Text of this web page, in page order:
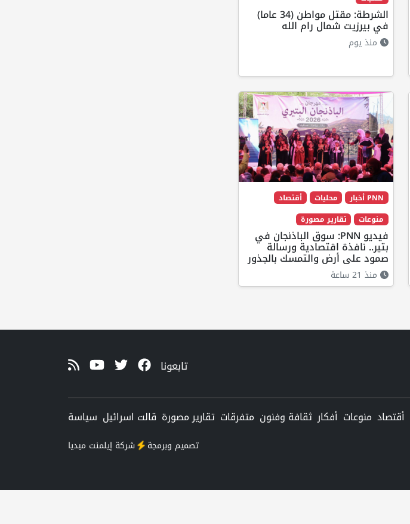
الشرطة: مقتل مواطن (34 عاما)
في بيرزيت شمال رام الله
منذ يوم
PNN أخبار محليات
أقتصاد
منوعات
تقارير مصورة
فيديو PNN: سوق الباذنجان في
بتير.. نافذة اقتصادية ورسالة
صمود على أرض والتمسك بالجذور
منذ 21 ساعة
تابعونا
أقتصاد منوعات أفكار ثقافة وفنون متفرقات تقارير مصورة قالت اسرائيل سياسة
تصميم وبرمجة شركة إيلمنت ميديا